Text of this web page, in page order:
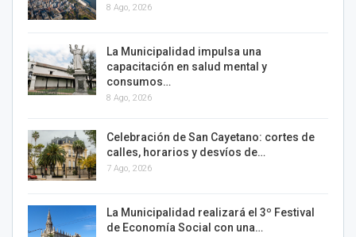
8 Ago, 2026
La Municipalidad impulsa una
capacitación en salud mental y
consumos…
8 Ago, 2026
Celebración de San Cayetano: cortes de
calles, horarios y desvíos de…
7 Ago, 2026
La Municipalidad realizará el 3º Festival
de Economía Social con una…